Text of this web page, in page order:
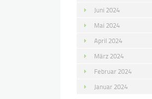
Juni 2024
Mai 2024
April 2024
März 2024
Februar 2024
Januar 2024